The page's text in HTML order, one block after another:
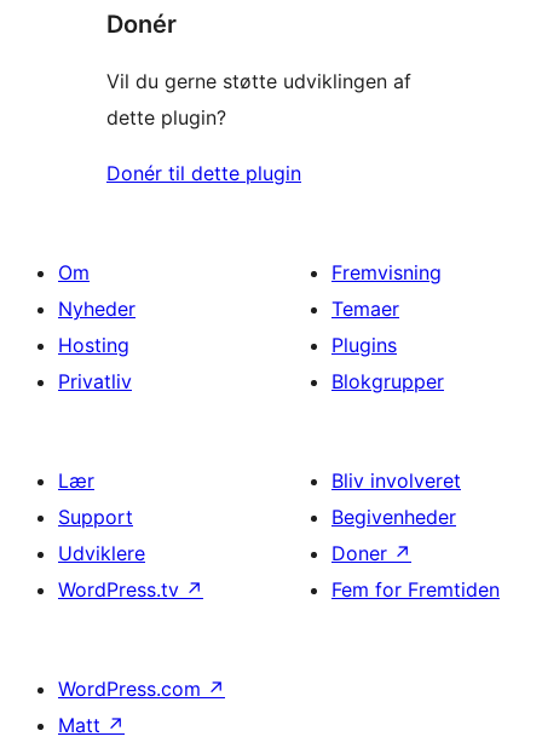
Donér
Vil du gerne støtte udviklingen af
dette plugin?
Donér til dette plugin
Om
Nyheder
Hosting
Privatliv
Fremvisning
Temaer
Plugins
Blokgrupper
Lær
Support
Udviklere
WordPress.tv ↗
Bliv involveret
Begivenheder
Doner ↗
Fem for Fremtiden
WordPress.com ↗
Matt ↗